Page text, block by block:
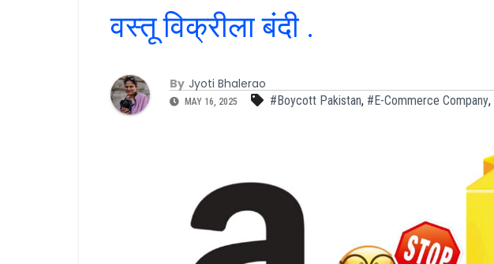
वस्तू विक्रीला बंदी .
By Jyoti Bhalerao
MAY 16, 2025 #Boycott Pakistan, #E-Commerce Company,